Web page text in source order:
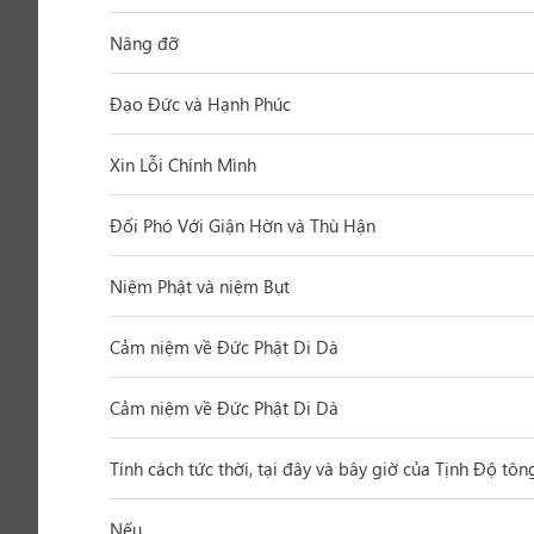
Nâng đỡ
Đạo Đức và Hạnh Phúc
Xin Lỗi Chính Mình
Đối Phó Với Giận Hờn và Thù Hận
Niệm Phật và niệm Bụt
Cảm niệm về Đức Phật Di Dà
Cảm niệm về Đức Phật Di Dà
Tính cách tức thời, tại đây và bây giờ của Tịnh Độ
Nếu...